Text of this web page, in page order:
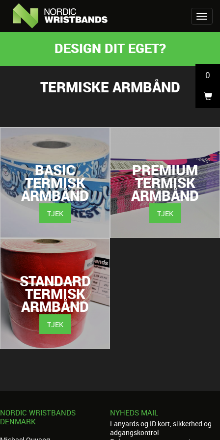
0
DESIGN DIT EGET?
TERMISKE ARMBÅND
BASIC
TERMISK
ARMBÅND
TJEK
PREMIUM
TERMISK
ARMBÅND
TJEK
STANDARD
TERMISK
ARMBÅND
TJEK
NORDIC WRISTBANDS
DENMARK
NYHEDS MAIL
Lanyards og ID kort, sikkerhed og
adgangskontrol